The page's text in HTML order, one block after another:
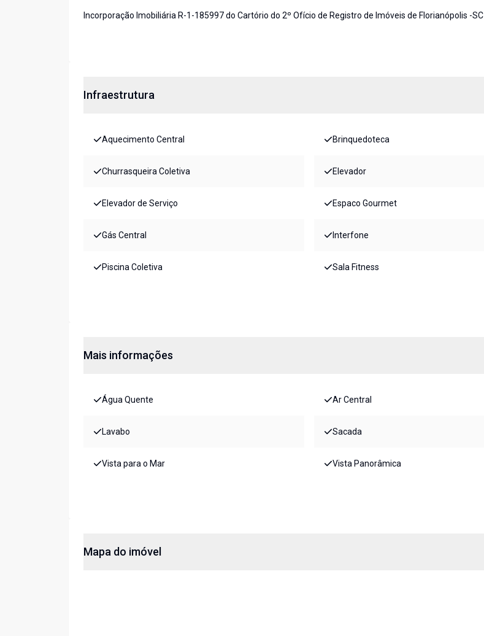
Incorporação Imobiliária R-1-185997 do Cartório do 2º Ofício de Registro de Imóveis de Florianópolis -SC
Infraestrutura
Aquecimento Central Brinquedoteca
Churrasqueira Coletiva Elevador
Elevador de Serviço Espaco Gourmet
Gás Central Interfone
Piscina Coletiva Sala Fitness
Mais informações
Água Quente Ar Central
Lavabo Sacada
Vista para o Mar Vista Panorâmica
Mapa do imóvel